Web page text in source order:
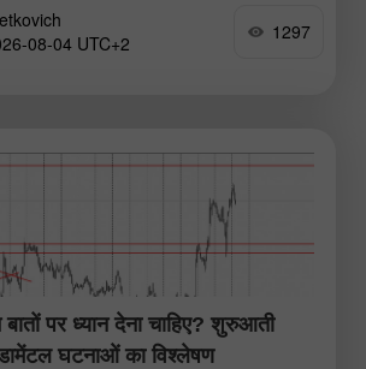
08-04 UTC+2
1297
पर ध्यान देना चाहिए? शुरुआती
घटनाओं का विश्लेषण